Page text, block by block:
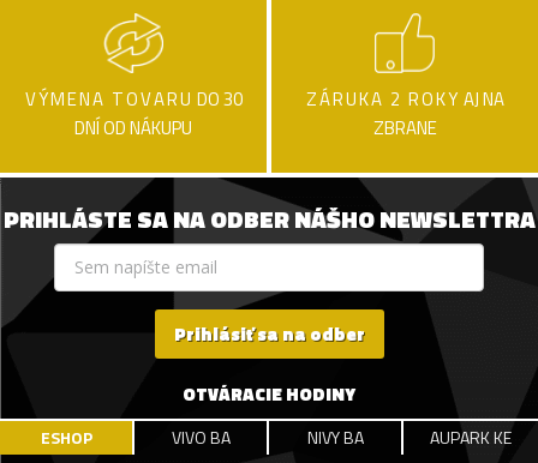
VÝMENA TOVARU DO 30
DNÍ OD NÁKUPU
ZÁRUKA 2 ROKY AJ NA
ZBRANE
PRIHLÁSTE SA NA ODBER NÁŠHO NEWSLETTRA
Prihlásiť sa na odber
OTVÁRACIE HODINY
ESHOP VIVO BA NIVY BA AUPARK KE